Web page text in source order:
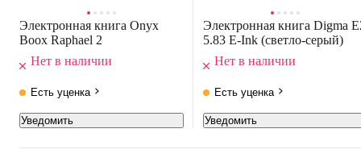
Электронная книга Onyx
Boox Raphael 2
Нет в наличии
Есть уценка
Уведомить
Электронная книга Digma
5.83 E-Ink (светло-серый)
Нет в наличии
Есть уценка
Уведомить